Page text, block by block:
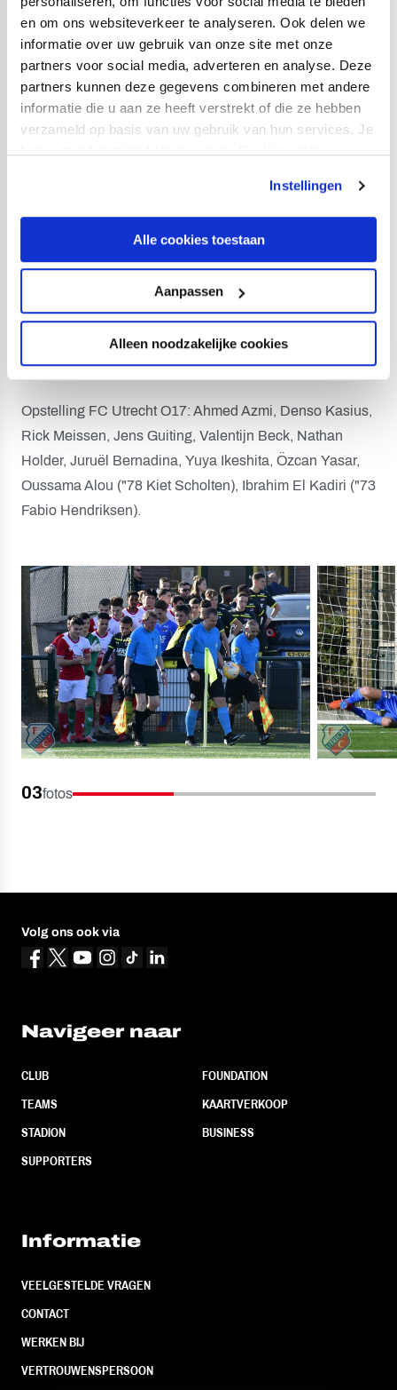
en om ons websiteverkeer te analyseren. Ook delen we
informatie over uw gebruik van onze site met onze
partners voor social media, adverteren en analyse. Deze
partners kunnen deze gegevens combineren met andere
informatie die u aan ze heeft verstrekt of die ze hebben
verzameld op basis van uw gebruik van hun services. Je
Instellingen
Alle cookies toestaan
Aanpassen
Alleen noodzakelijke cookies
ik gezegd dat onze vleugelaanvallers wat in moesten
zakken en hielden we het ook compacter. We kregen
toen ook de beste kansen, alhoewel we ook nog wel
wat weggaven. Ik ben echter trots op de jongens hoe we
ons de tweede helft hebben hersteld."
<!--[if !supportLineBreakNewLine]-->
naar Utrecht, de aanvangstijd is 12.00 uur.
"03 1-0 Juruël Bernadina
"19 1-1 Tiago Cukur
"32 1-2 Tiago Cukur (strafschop)
"51 2-2 Özcan Yasar
"74 3-2 Özcan Yasar
Opstelling FC Utrecht O17: Ahmed Azmi, Denso Kasius,
Rick Meissen, Jens Guiting, Valentijn Beck, Nathan
Holder, Juruël Bernadina, Yuya Ikeshita, Özcan Yasar,
Oussama Alou ("78 Kiet Scholten), Ibrahim El Kadiri ("73
Fabio Hendriksen).
03fotos
Volg ons ook via
Navigeer naar
CLUB
TEAMS
STADION
SUPPORTERS
FOUNDATION
KAARTVERKOOP
BUSINESS
Informatie
VEELGESTELDE VRAGEN
CONTACT
WERKEN BIJ
VERTROUWENSPERSOON